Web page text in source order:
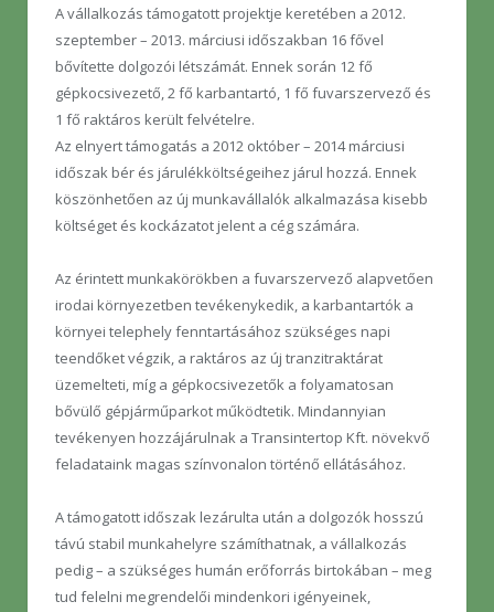
A vállalkozás támogatott projektje keretében a 2012.
szeptember – 2013. márciusi időszakban 16 fővel
bővítette dolgozói létszámát. Ennek során 12 fő
gépkocsivezető, 2 fő karbantartó, 1 fő fuvarszervező és
1 fő raktáros került felvételre.
Az elnyert támogatás a 2012 október – 2014 márciusi
időszak bér és járulékköltségeihez járul hozzá. Ennek
köszönhetően az új munkavállalók alkalmazása kisebb
költséget és kockázatot jelent a cég számára.
Az érintett munkakörökben a fuvarszervező alapvetően
irodai környezetben tevékenykedik, a karbantartók a
környei telephely fenntartásához szükséges napi
teendőket végzik, a raktáros az új tranzitraktárat
üzemelteti, míg a gépkocsivezetők a folyamatosan
bővülő gépjárműparkot működtetik. Mindannyian
tevékenyen hozzájárulnak a Transintertop Kft. növekvő
feladataink magas színvonalon történő ellátásához.
A támogatott időszak lezárulta után a dolgozók hosszú
távú stabil munkahelyre számíthatnak, a vállalkozás
pedig – a szükséges humán erőforrás birtokában – meg
tud felelni megrendelői mindenkori igényeinek,